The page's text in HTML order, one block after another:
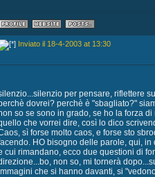
Inviato il 18-4-2003 at 13:30
per pensare, riflettere
dovrei? perchè è "sbagliato?"
so se sono in grado, se ho la forza
che vorrei dire, così lo dico
sì forse molto caos, e forse sto
HO bisogno delle parole, qui,
cui rimandano, ecco due questioni di
non so, mi tornerà
che si hanno davanti, si